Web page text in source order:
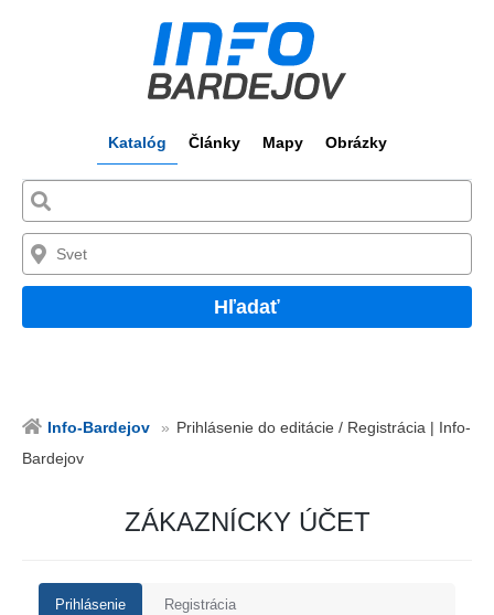
Katalóg Články Mapy Obrázky
Hľadať
Info-Bardejov
Prihlásenie do editácie / Registrácia | Info-
Bardejov
ZÁKAZNÍCKY ÚČET
Prihlásenie Registrácia